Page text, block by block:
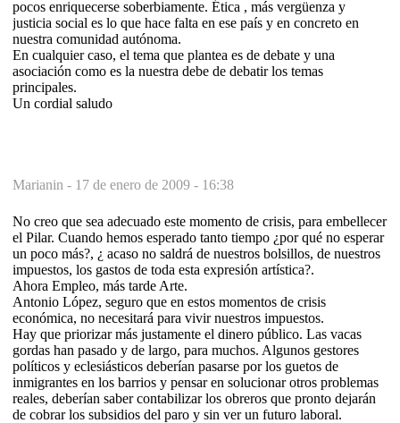
pocos enriquecerse soberbiamente. Ética , más vergüenza y
justicia social es lo que hace falta en ese país y en concreto en
nuestra comunidad autónoma.
En cualquier caso, el tema que plantea es de debate y una
asociación como es la nuestra debe de debatir los temas
principales.
Un cordial saludo
Marianin - 17 de enero de 2009 - 16:38
No creo que sea adecuado este momento de crisis, para embellecer
el Pilar. Cuando hemos esperado tanto tiempo ¿por qué no esperar
un poco más?, ¿ acaso no saldrá de nuestros bolsillos, de nuestros
impuestos, los gastos de toda esta expresión artística?.
Ahora Empleo, más tarde Arte.
Antonio López, seguro que en estos momentos de crisis
económica, no necesitará para vivir nuestros impuestos.
Hay que priorizar más justamente el dinero público. Las vacas
gordas han pasado y de largo, para muchos. Algunos gestores
políticos y eclesiásticos deberían pasarse por los guetos de
inmigrantes en los barrios y pensar en solucionar otros problemas
reales, deberían saber contabilizar los obreros que pronto dejarán
de cobrar los subsidios del paro y sin ver un futuro laboral.